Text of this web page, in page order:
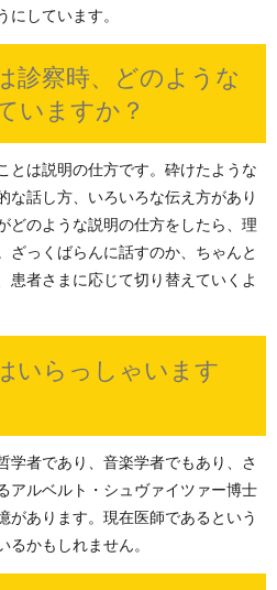
しています。
診察時、どのような
いますか？
とは説明の仕方です。砕けたような
な話し方、いろいろな伝え方があり
どのような説明の仕方をしたら、理
ざっくばらんに話すのか、ちゃんと
患者さまに応じて切り替えていくよ
いらっしゃいます
学者であり、音楽学者でもあり、さ
アルベルト・シュヴァイツァー博士
があります。現在医師であるという
るかもしれません。